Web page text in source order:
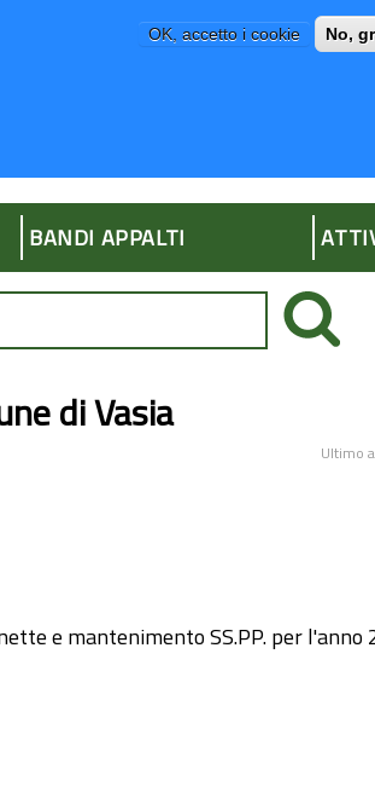
OK, accetto i cookie No,
BANDI APPALTI
di Vasia
Ultimo
e mantenimento SS.PP. per l'anno